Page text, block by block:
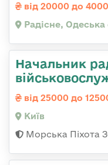
від 20000 до
Радісне, Одеська
Начальник
від 25000 до
Київ
Морська Піхота